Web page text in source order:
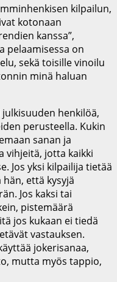
kilpailun,
kotonaan
kanssa”,
pelaamisessa on
sekä toisille vinoilu
minä haluan
julkisuuden henkilöä,
perusteella. Kukin
sanan ja
vihjeitä, jotta kaikki
Jos yksi kilpailija tietää
hän, että kysyjä
Jos kaksi tai
pistemäärä
jos kukaan ei tiedä
vastauksen.
jokerisanaa,
mutta myös tappio,